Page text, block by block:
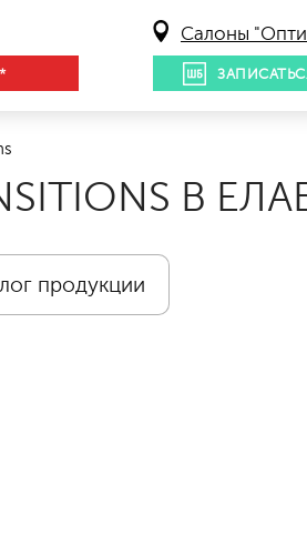
Салоны
В
продукции